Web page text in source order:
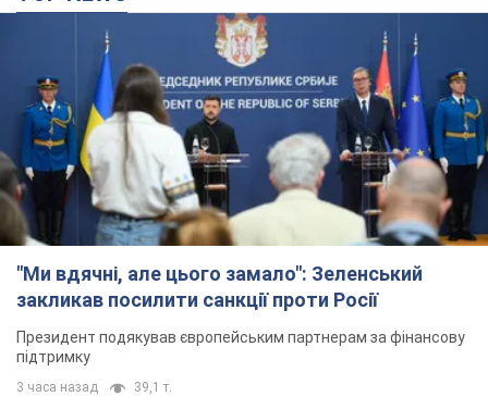
"Ми вдячні, але цього замало": Зеленський
закликав посилити санкції проти Росії
Президент подякував європейським партнерам за фінансову
підтримку
3 часа назад 39,1 т.